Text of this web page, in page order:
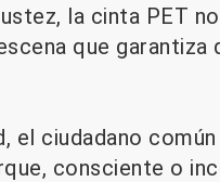
la cinta PET
que garantiza
el ciudadano
consciente o